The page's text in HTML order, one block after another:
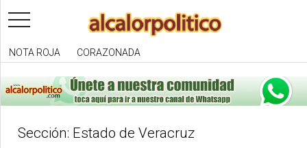
toggle
navigation
NOTA ROJA CORAZONADA
Sección: Estado de Veracruz